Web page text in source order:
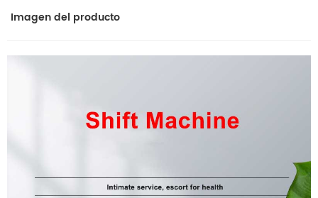
Imagen del producto